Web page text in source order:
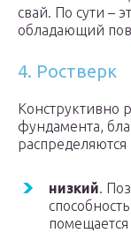
свай. По сути –
обладающий
4. Ростверк
Конструктивно
фундамента,
низкий.